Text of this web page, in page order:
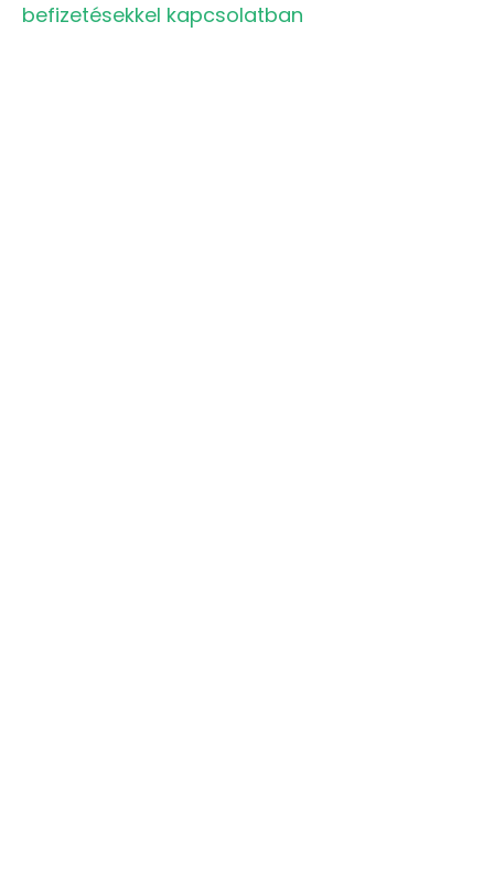
befizetésekkel kapcsolatban